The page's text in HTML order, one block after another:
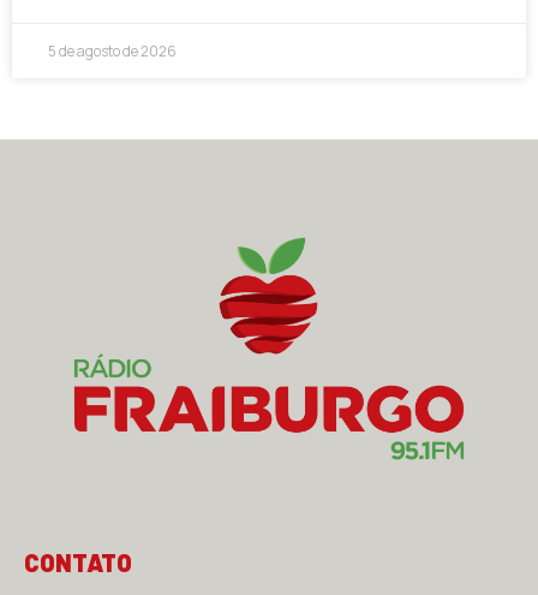
5 de agosto de 2026
CONTATO